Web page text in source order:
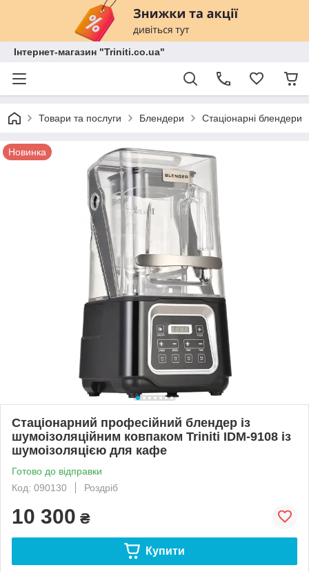
Інтернет-магазин "Triniti.co.ua"
Товари та послуги Блендери Стаціонарні блендери
Новинка
Стаціонарний професійний блендер із
шумоізоляційним ковпаком Triniti IDM-9108 із
шумоізоляцією для кафе
Готово до відправки
Код: 090130
Роздріб
10 300 ₴
Купити